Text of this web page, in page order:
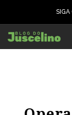
SIGA